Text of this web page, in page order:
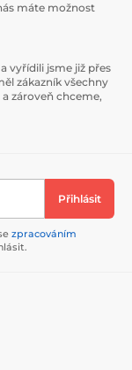
máte možnost
vyřídili jsme již přes
zákazník všechny
zároveň chceme,
Přihlásit
zpracováním